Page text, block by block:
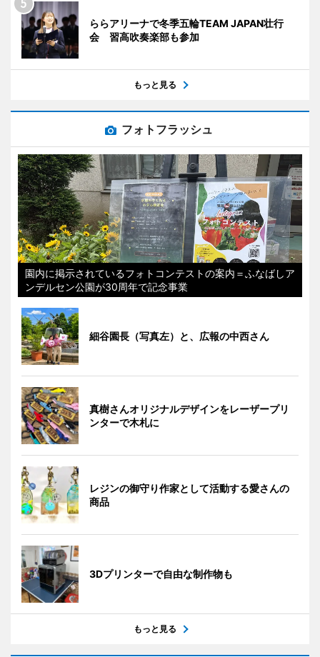
ららアリーナで冬季五輪TEAM JAPAN壮行
会 習高吹奏楽部も参加
もっと見る
フォトフラッシュ
園内に掲示されているフォトコンテストの案内＝ふなばしア
ンデルセン公園が30周年で記念事業
細谷園長（写真左）と、広報の中西さん
真樹さんオリジナルデザインをレーザープリ
ンターで木札に
レジンの御守り作家として活動する愛さんの
商品
3Dプリンターで自由な制作物も
もっと見る